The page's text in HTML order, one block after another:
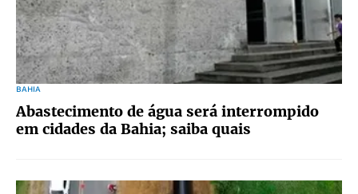
BAHIA
Abastecimento de água será interrompido
em cidades da Bahia; saiba quais